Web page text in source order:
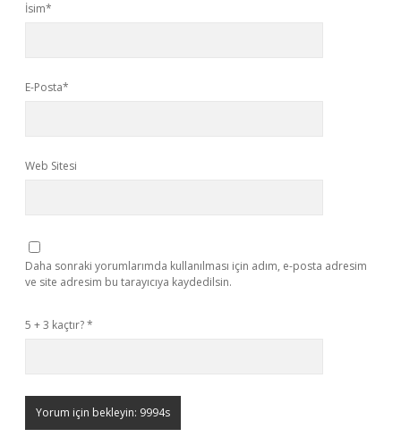
İsim*
E-Posta*
Web Sitesi
Daha sonraki yorumlarımda kullanılması için adım, e-posta adresim
ve site adresim bu tarayıcıya kaydedilsin.
5 + 3 kaçtır?*